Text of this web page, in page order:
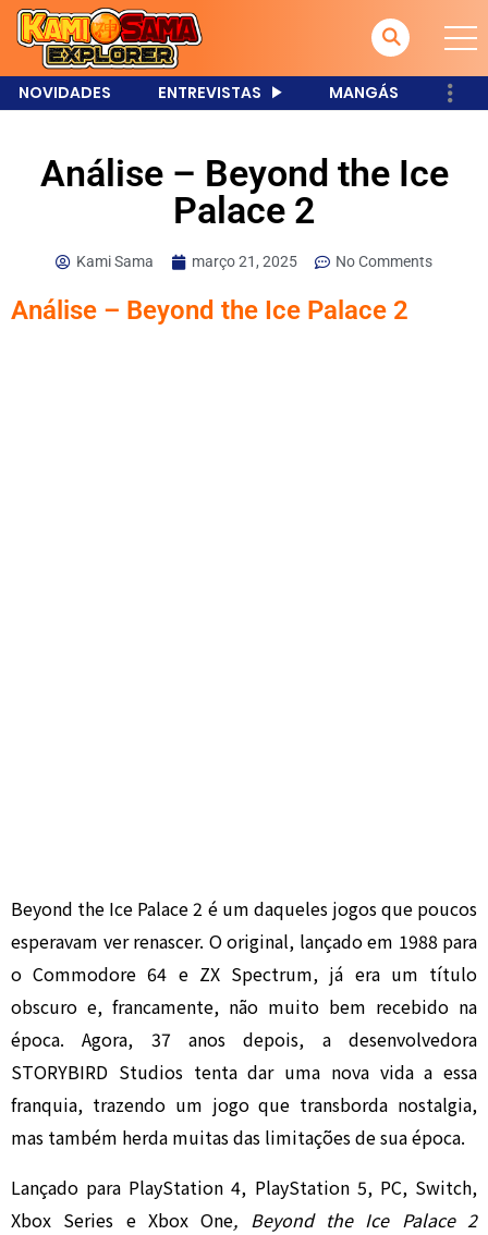
NOVIDADES ENTREVISTAS MANGÁS
Análise – Beyond the Ice
Palace 2
Kami Sama março 21, 2025 No Comments
Análise – Beyond the Ice Palace 2
Beyond the Ice Palace 2 é um daqueles jogos que poucos
esperavam ver renascer. O original, lançado em 1988 para
o Commodore 64 e ZX Spectrum, já era um título
obscuro e, francamente, não muito bem recebido na
época. Agora, 37 anos depois, a desenvolvedora
STORYBIRD Studios tenta dar uma nova vida a essa
franquia, trazendo um jogo que transborda nostalgia,
mas também herda muitas das limitações de sua época.
Lançado para PlayStation 4, PlayStation 5, PC, Switch,
Xbox Series e Xbox One, Beyond the Ice Palace 2